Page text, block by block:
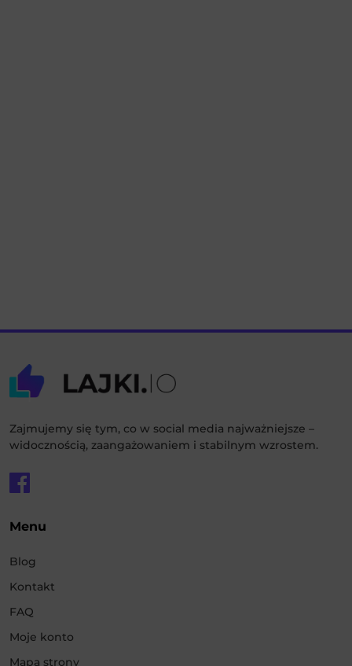
Zajmujemy się tym, co w social media najważniejsze –
widocznością, zaangażowaniem i stabilnym wzrostem.
Menu
Blog
Kontakt
FAQ
Moje konto
Mapa strony